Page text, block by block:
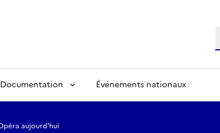
Documentation Événements nationaux
aujourd’hui